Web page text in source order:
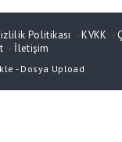
Politikası -KVKK -
- İletişim
- Dosya Upload